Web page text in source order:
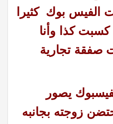
الفيس بوك كثيرا
كذا وأنا
صفقة تجارية
يصور
زوجته بجانبه